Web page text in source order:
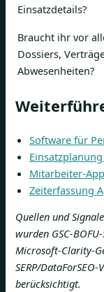
Einsatzdetails?
Braucht ihr vor
Dossiers,
Abwesenheiten?
Software für
Mitarbeiter-
Zeiterfassung
Quellen und
wurden GSC-
Microsoft-Clarity-
SERP/
berücksichtigt.